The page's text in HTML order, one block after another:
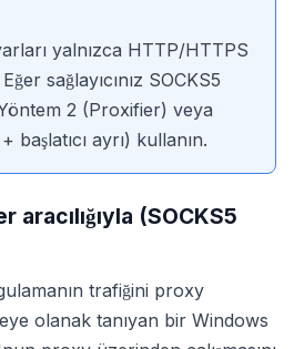
yalnızca HTTP/HTTPS
sağlayıcınız SOCKS5
2 (Proxifier) veya
başlatıcı ayrı) kullanın.
(SOCKS5
trafiğini proxy
olanak tanıyan bir Windows